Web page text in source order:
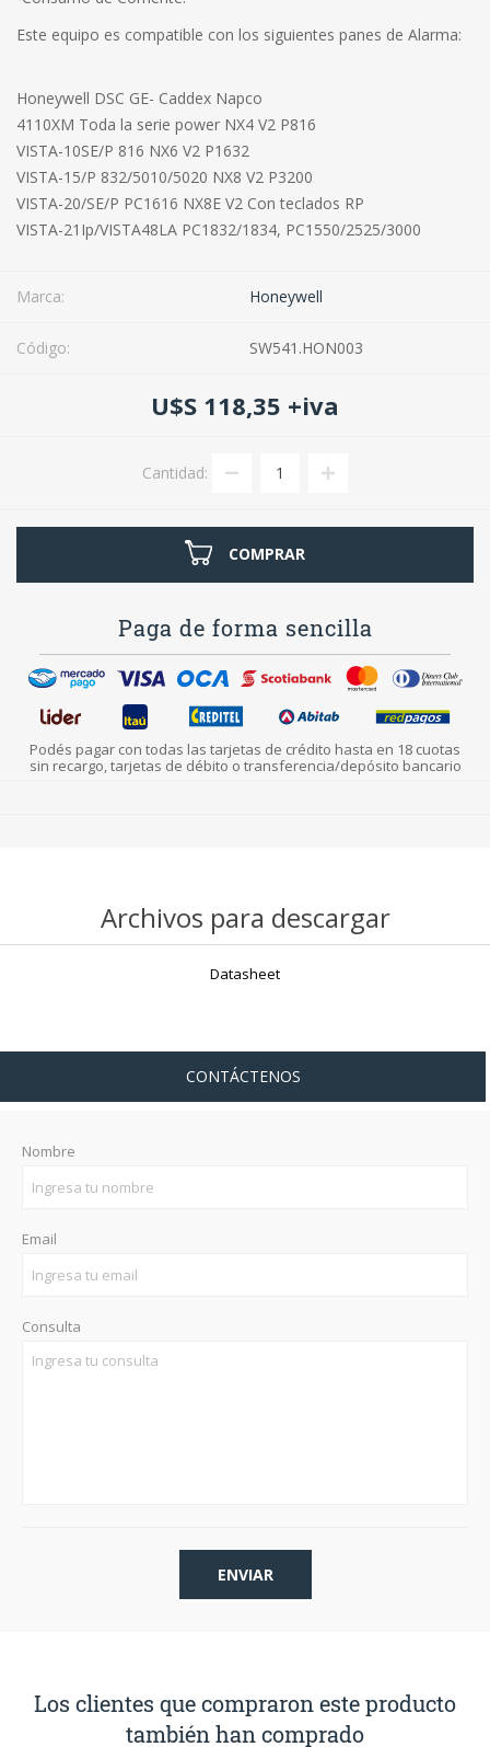
Este equipo es compatible con los siguientes panes de Alarma:
Honeywell DSC GE- Caddex Napco
4110XM Toda la serie power NX4 V2 P816
VISTA-10SE/P 816 NX6 V2 P1632
VISTA-15/P 832/5010/5020 NX8 V2 P3200
VISTA-20/SE/P PC1616 NX8E V2 Con teclados RP
VISTA-21Ip/VISTA48LA PC1832/1834, PC1550/2525/3000
Marca: Honeywell
Código: SW541.HON003
U$S 118,35 +iva
Cantidad:
COMPRAR
Paga de forma sencilla
Podés pagar con todas las tarjetas de crédito hasta en 18 cuotas
sin recargo, tarjetas de débito o transferencia/depósito bancario
Archivos para descargar
Datasheet
CONTÁCTENOS
Nombre
Email
Consulta
Los clientes que compraron este producto
también han comprado